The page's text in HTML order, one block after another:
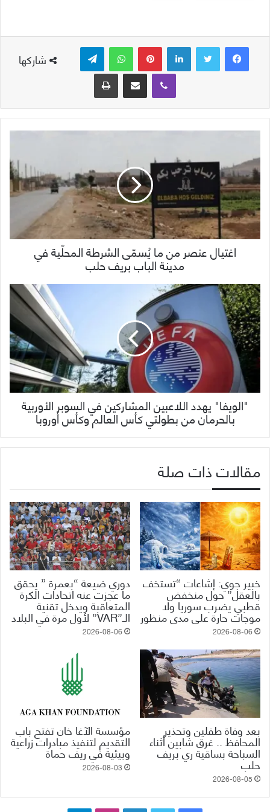
شاركها
لينكدإن بينتيريست واتساب
ڤايبر
مشاركة عبر البريد طباعة
اغتيال عنصر من ما يُسمّى الشرطة المحلّية في
مدينة الباب بريف حلب
"الويفا" يهدد اللاعبين المشاركين في السوبر الأوربية
بالحرمان من بطولتي كأس العالم وكأس أوروبا
مقالات ذات صلة
خبير جوي: إشاعات “تستخف
بالعقل” حول منخفض
قطبي يضرب سوريا ولا
موجات حارة على مدى منظور
2026-08-06
دوري ضيعة “بعمرة ” يحقق
ما عجزت عنه اتحادات الكرة
المتعاقبة ويدخل تقنية
الـ”VAR” لأول مرة في البلاد
2026-08-06
بعد وفاة طفلين وتحذير
المحافظ .. غرق شابين أثناء
السباحة بساقية ري بريف
حلب
2026-08-05
مؤسسة الآغا خان تفتح باب
التقديم لتنفيذ مبادرات زراعية
وبيئية في ريف حماة
2026-08-03